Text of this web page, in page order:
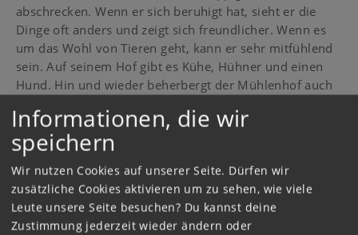
abschrecken. Wenn er sich beruhigt hat, sieht er die
Dinge oft anders und zeigt sich freundlicher. Wenn es
um das Wohl von Tieren geht, kann er sehr mitfühlend
sein. Auf seinem Hof gibt es Kühe, Hühner und einen
Hund. Hin und wieder beherbergt der Mühlenhof auch
Finde die Küken auf dem
Heuboden:
Spieledas Spiel „Kükenalarm"!
Informationen, die wir
speichern
Wir nutzen Cookies auf unserer Seite. Dürfen wir
zusätzliche Cookies aktivieren um zu sehen, wie viele
Leute unsere Seite besuchen? Du kannst deine
Zustimmung jederzeit wieder ändern oder